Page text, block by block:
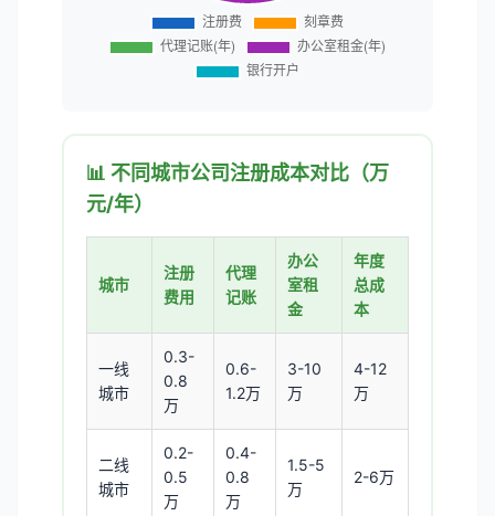
📊 不同城市公司注册成本对比（万
元/年）
城市
注册
费用
代理
记账
办公
室租
金
年度
总成
本
一线
城市
0.3-
0.8
万
0.6-
1.2万
3-10
万
4-12
万
二线
城市
0.2-
0.5
万
0.4-
0.8
万
1.5-5
万
2-6万